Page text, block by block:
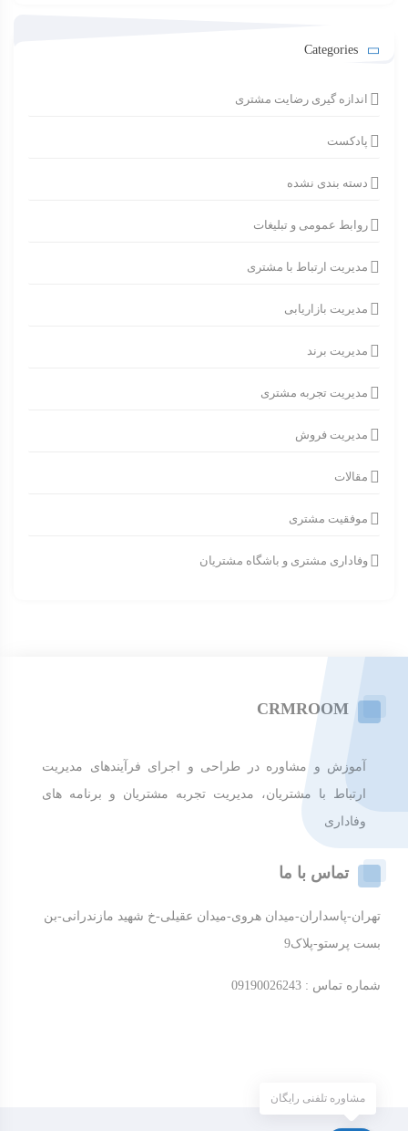
Categories
اندازه گیری رضایت مشتری
پادکست
دسته بندی نشده
روابط عمومی و تبلیغات
مدیریت ارتباط با مشتری
مدیریت بازاریابی
مدیریت برند
مدیریت تجربه مشتری
مدیریت فروش
مقالات
موفقیت مشتری
وفاداری مشتری و باشگاه مشتریان
CRMROOM
آموزش و مشاوره در طراحی و اجرای فرآیندهای مدیریت
ارتباط با مشتریان، مدیریت تجربه مشتریان و برنامه های
وفاداری
تماس با ما
تهران-پاسداران-میدان هروی-میدان عقیلی-خ شهید مازندرانی-بن
بست پرستو-پلاک9
شماره تماس : 09190026243
مشاوره تلفنی رایگان